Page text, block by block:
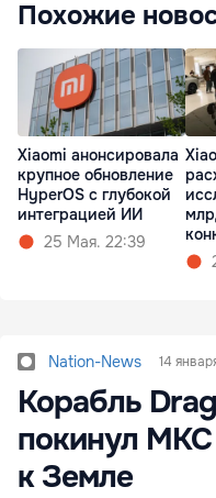
Похожие
Xiaomi анонсировала
крупное обновление
HyperOS с глубокой
интеграцией ИИ
25 Мая. 22:39
так
Nation-News 14
Корабль
покинул
к Земле